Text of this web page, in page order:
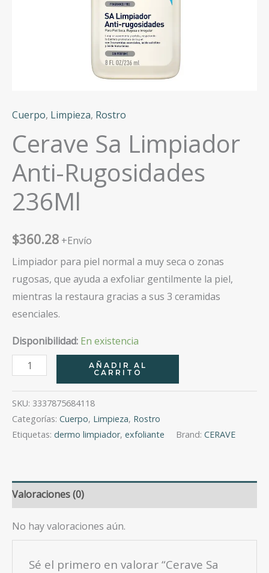
Cuerpo, Limpieza, Rostro
Cerave Sa Limpiador
Anti-Rugosidades
236Ml
$360.28 +Envío
Limpiador para piel normal a muy seca o zonas
rugosas, que ayuda a exfoliar gentilmente la piel,
mientras la restaura gracias a sus 3 ceramidas
esenciales.
Disponibilidad: En existencia
Cerave
Sa
Limpiador
Anti-
Rugosidades
AÑADIR AL
CARRITO
SKU: 3337875684118
Categorías: Cuerpo, Limpieza, Rostro
Etiquetas: dermo limpiador, exfoliante Brand: CERAVE
Valoraciones (0)
No hay valoraciones aún.
Sé el primero en valorar “Cerave Sa